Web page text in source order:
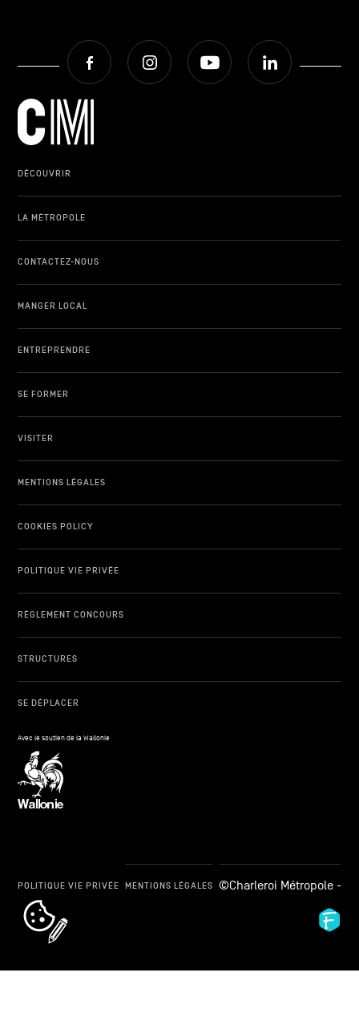
Facebook Instagram Youtube
DÉCOUVRIR
LA MÉTROPOLE
CONTACTEZ-NOUS
MANGER LOCAL
ENTREPRENDRE
SE FORMER
VISITER
MENTIONS LÉGALES
COOKIES POLICY
POLITIQUE VIE PRIVÉE
RÈGLEMENT CONCOURS
STRUCTURES
SE DÉPLACER
Avec le soutien de la Wallonie
cookie_notice_link
POLITIQUE VIE PRIVÉE MENTIONS LÉGALES ©Charleroi Métropole -